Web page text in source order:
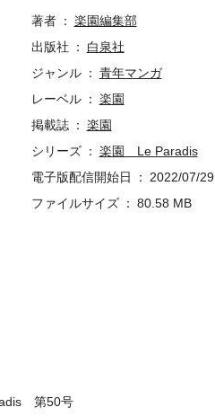
第50号
著者
楽園編集部
出版社
白泉社
ジャンル
青年マンガ
レーベル
楽園
掲載誌
楽園
シリーズ
楽園 Le Paradis
電子版配信開始日
2022/07/29
ファイルサイズ
80.58 MB